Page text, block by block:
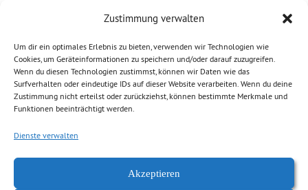
Zustimmung verwalten
Um dir ein optimales Erlebnis zu bieten, verwenden wir Technologien wie
Cookies, um Geräteinformationen zu speichern und/oder darauf zuzugreifen.
Wenn du diesen Technologien zustimmst, können wir Daten wie das
Surfverhalten oder eindeutige IDs auf dieser Website verarbeiten. Wenn du deine
Zustimmung nicht erteilst oder zurückziehst, können bestimmte Merkmale und
Funktionen beeinträchtigt werden.
Dienste verwalten
Akzeptieren
oder wofür wir gerade werben würden, aber einfach mal
Weiterlesen
Abgelegt unter: Allgemein,Demokratie, Freiheit